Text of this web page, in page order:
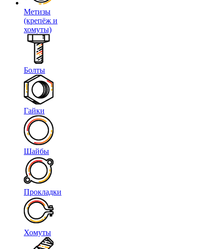
Метизы
(крепёж и
хомуты)
Болты
Гайки
Шайбы
Прокладки
Хомуты